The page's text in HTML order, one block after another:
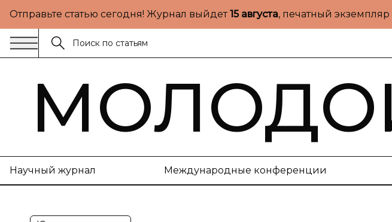
Отправьте статью сегодня! Журнал выйдет15 августа, печатный
Научный журнал Международные конференции